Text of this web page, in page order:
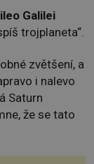
Galilei
trojplaneta“.
zvětšení, a
i nalevo
Saturn
že se tato